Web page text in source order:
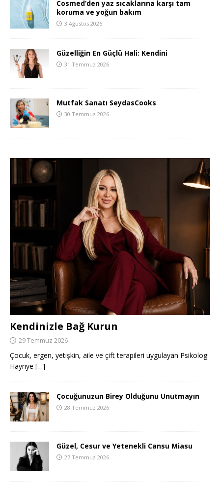
Cosmed’den yaz sıcaklarına karşı tam
koruma ve yoğun bakım
3 Ağustos 2026
Güzelliğin En Güçlü Hali: Kendini
31 Temmuz 2026
Mutfak Sanatı SeydasCooks
30 Temmuz 2026
Kendinizle Bağ Kurun
29 Temmuz 2026
Çocuk, ergen, yetişkin, aile ve çift terapileri uygulayan Psikolog
Hayriye […]
Çocuğunuzun Birey Olduğunu Unutmayın
28 Temmuz 2026
Güzel, Cesur ve Yetenekli Cansu Miasu
27 Temmuz 2026